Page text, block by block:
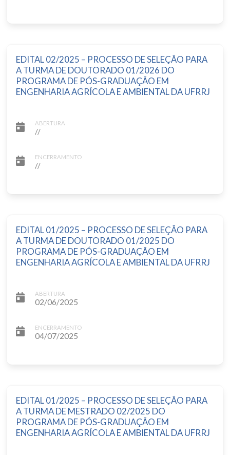
EDITAL 02/2025 – PROCESSO DE SELEÇÃO PARA
A TURMA DE DOUTORADO 01/2026 DO
PROGRAMA DE PÓS-GRADUAÇÃO EM
ENGENHARIA AGRÍCOLA E AMBIENTAL DA UFRRJ
ABERTURA
//
ENCERRAMENTO
//
EDITAL 01/2025 – PROCESSO DE SELEÇÃO PARA
A TURMA DE DOUTORADO 01/2025 DO
PROGRAMA DE PÓS-GRADUAÇÃO EM
ENGENHARIA AGRÍCOLA E AMBIENTAL DA UFRRJ
ABERTURA
02/06/2025
ENCERRAMENTO
04/07/2025
EDITAL 01/2025 – PROCESSO DE SELEÇÃO PARA
A TURMA DE MESTRADO 02/2025 DO
PROGRAMA DE PÓS-GRADUAÇÃO EM
ENGENHARIA AGRÍCOLA E AMBIENTAL DA UFRRJ